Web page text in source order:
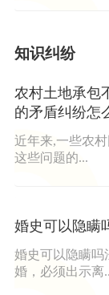
知识纠纷
农村土地承包
的矛盾纠纷怎
近年来,一些农
这些问题的...
婚史可以隐瞒
婚史可以隐瞒吗
婚，必须出示离